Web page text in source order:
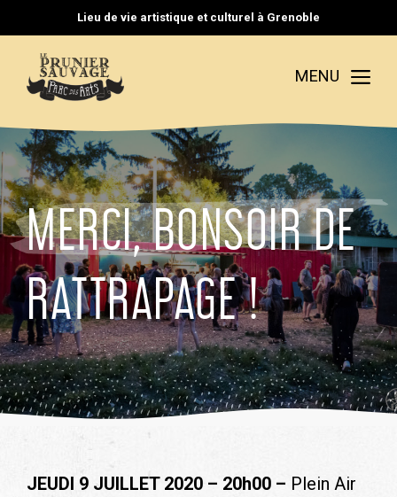
au
contenu
Lieu de vie artistique et culturel à Grenoble
MENU
MERCI, BONSOIR DE
RATTRAPAGE !
JEUDI 9 JUILLET 2020 – 20h00 – Plein Air